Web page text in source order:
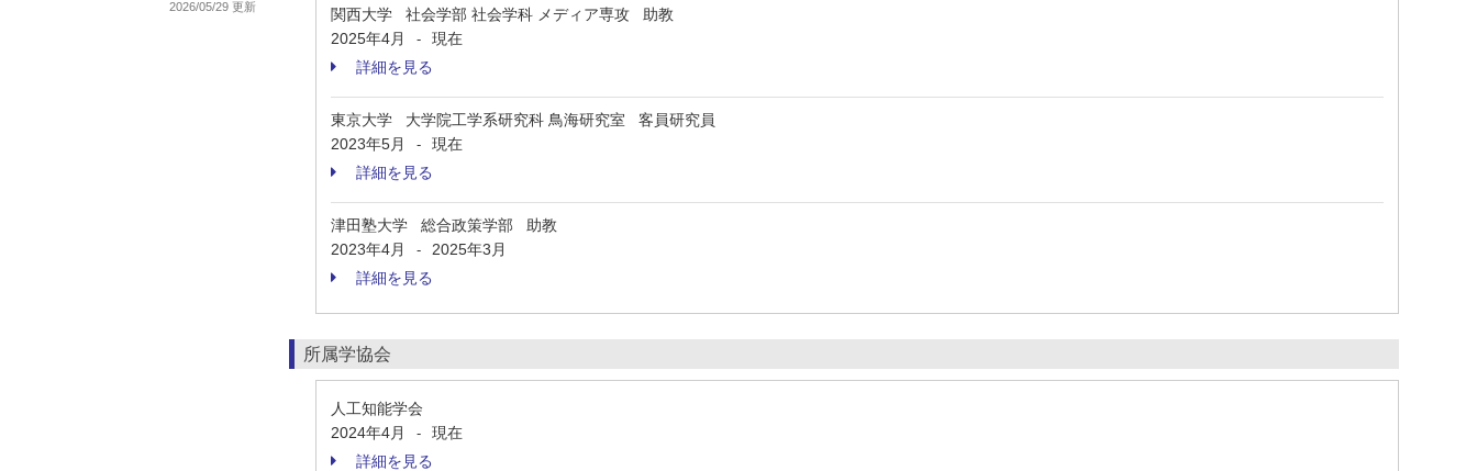
2026/05/29 更新
関西大学 社会学部 社会学科 メディア専攻 助教
2025年4月
-
現在
詳細を見る
東京大学 大学院工学系研究科 鳥海研究室 客員研究員
2023年5月
-
現在
詳細を見る
津田塾大学 総合政策学部 助教
2023年4月
-
2025年3月
詳細を見る
所属学協会
人工知能学会
2024年4月
-
現在
詳細を見る